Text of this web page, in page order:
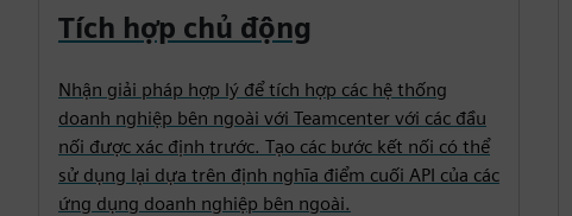
Tích hợp chủ động
Nhận giải pháp hợp lý để tích hợp các hệ thống
doanh nghiệp bên ngoài với Teamcenter với các đầu
nối được xác định trước. Tạo các bước kết nối có thể
sử dụng lại dựa trên định nghĩa điểm cuối API của các
ứng dụng doanh nghiệp bên ngoài.